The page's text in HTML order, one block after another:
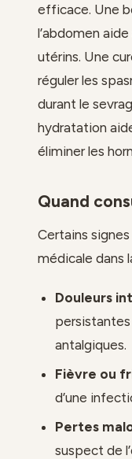
efficace. Une
l’abdomen
utérins. Une
réguler les
durant le
hydratation
éliminer les
Quand
Certains
médicale dans
Douleurs
antalgiques.
Fièvre ou
d’une
Pertes
suspect de